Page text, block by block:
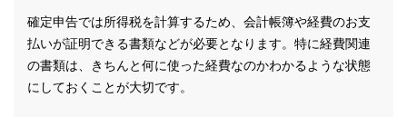
確定申告では所得税を計算するため、会計帳簿や経費のお支
払いが証明できる書類などが必要となります。特に経費関連
の書類は、きちんと何に使った経費なのかわかるような状態
にしておくことが大切です。